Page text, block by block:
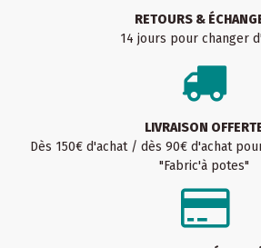
RETOURS &
14 jours pour changer
LIVRAISON
Dès 150€ d'achat / dès 90€ d'achat
"Fabric'à potes"